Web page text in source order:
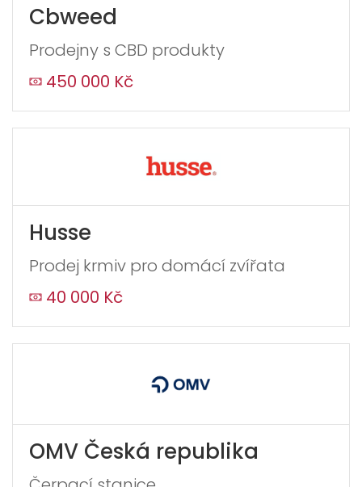
Cbweed
Prodejny s CBD produkty
450 000 Kč
Husse
Prodej krmiv pro domácí zvířata
40 000 Kč
OMV Česká republika